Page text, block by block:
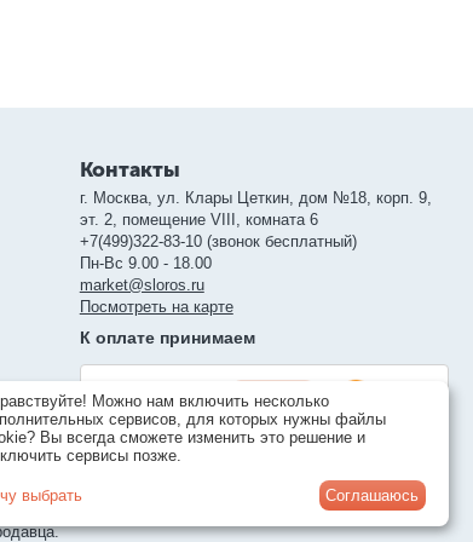
Контакты
г. Москва, ул. Клары Цеткин, дом №18, корп. 9,
эт. 2, помещение VIII, комната 6
+7(499)322-83-10 (звонок бесплатный)
Пн-Вс 9.00 - 18.00
market@sloros.ru
Посмотреть на карте
К оплате принимаем
характер и может отличаться от реального
Можно нам включить несколько
сервисов, для которых нужны файлы
Вы всегда сможете изменить это решение и
сервисы позже.
выбрать Соглашаюсь